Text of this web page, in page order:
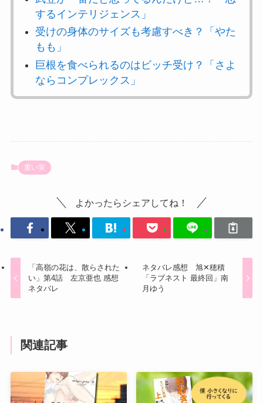
するインテリジェンス」
受けの身体のサイズも考慮すべき？「やた
もも」
巨根を食べられるのはビッチ受け？「さよ
ならコンプレックス」
重い実
よかったらシェアしてね！
「高嶺の花は、散らされた
い」第4話 左京亜也 感想
ネタバレ
ネタバレ感想 旭✕穂積
「ラブネスト 最終回」南
月ゆう
関連記事